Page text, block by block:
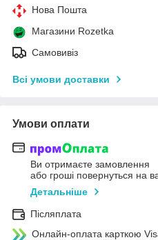
Нова Пошта
Магазини Rozetka
Самовивіз
Всі умови доставки
Умови оплати
Ви отримаєте замовлення
або гроші повернуться на
Детальніше
Післяплата
Онлайн-оплата карткою